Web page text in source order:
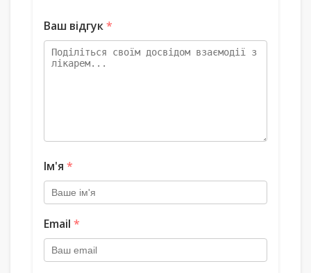
Ваш відгук*
Ім'я *
Email *